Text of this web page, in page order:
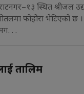
स्थित श्रीजल
फोहोरा भेटिएको छ
. .
तालिम